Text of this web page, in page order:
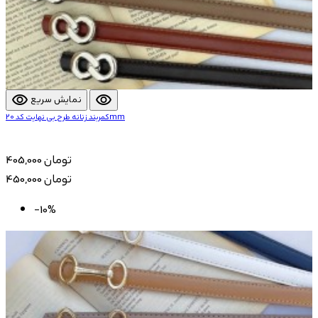
visibility نمایش سریع visibility
کمربند زنانه طرح بی نهایت کد 20mm
405,000 تومان
450,000 تومان
-10%